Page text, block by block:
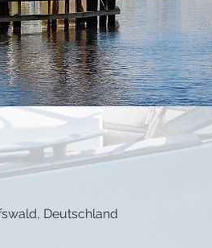
Deutschland